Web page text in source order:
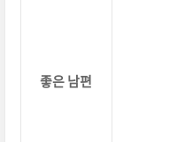
좋은 남편